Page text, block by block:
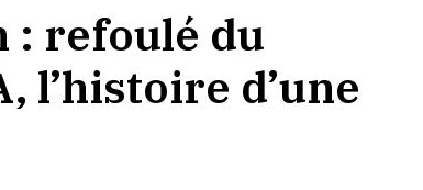
: refoulé du
l’histoire d’une